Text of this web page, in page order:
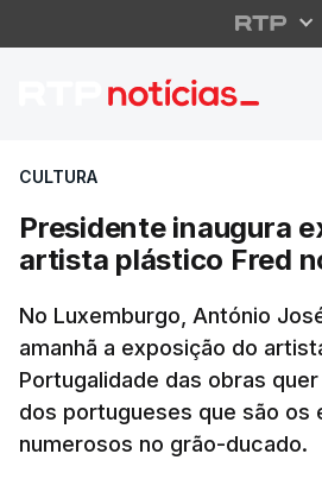
Presidente
CULTURA
Presidente inaugura
artista plástico Fred
No Luxemburgo, António
amanhã a exposição do
Portugalidade das obras
dos portugueses que são os
numerosos no grão-ducado.